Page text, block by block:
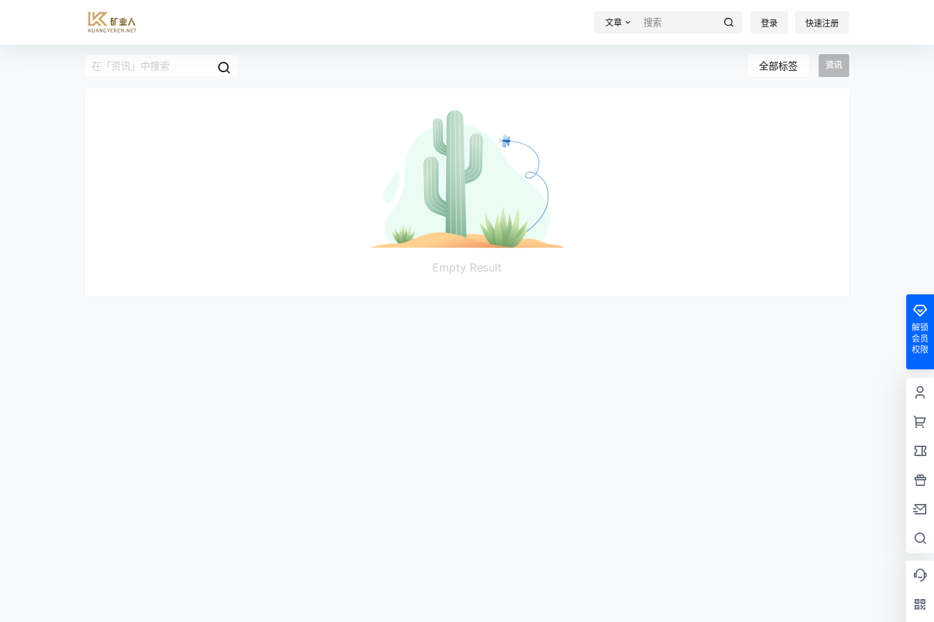
文章 登录 快速注册
全部标签 资讯
Empty Result
解锁
会员
权限